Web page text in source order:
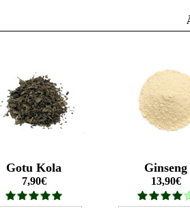
Gotu Kola
7,90€
Ginseng
13,90€